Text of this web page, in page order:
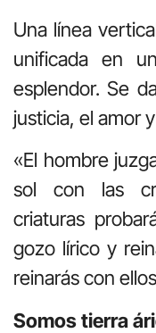
Una línea
unificada en
esplendor. Se
justicia, el amor
«El hombre
sol con las
criaturas
gozo lírico y
reinarás con
Somos tierra